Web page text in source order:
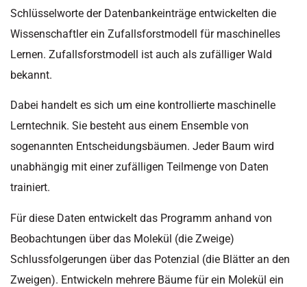
Schlüsselworte der Datenbankeinträge entwickelten die
Wissenschaftler ein Zufallsforstmodell für maschinelles
Lernen. Zufallsforstmodell ist auch als zufälliger Wald
bekannt.
Dabei handelt es sich um eine kontrollierte maschinelle
Lerntechnik. Sie besteht aus einem Ensemble von
sogenannten Entscheidungsbäumen. Jeder Baum wird
unabhängig mit einer zufälligen Teilmenge von Daten
trainiert.
Für diese Daten entwickelt das Programm anhand von
Beobachtungen über das Molekül (die Zweige)
Schlussfolgerungen über das Potenzial (die Blätter an den
Zweigen). Entwickeln mehrere Bäume für ein Molekül ein